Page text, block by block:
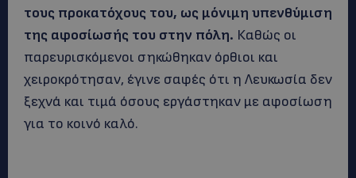
τους προκατόχους του, ως μόνιμη υπενθύμιση
της αφοσίωσής του στην πόλη. Καθώς οι
παρευρισκόμενοι σηκώθηκαν όρθιοι και
χειροκρότησαν, έγινε σαφές ότι η Λευκωσία δεν
ξεχνά και τιμά όσους εργάστηκαν με αφοσίωση
για το κοινό καλό.